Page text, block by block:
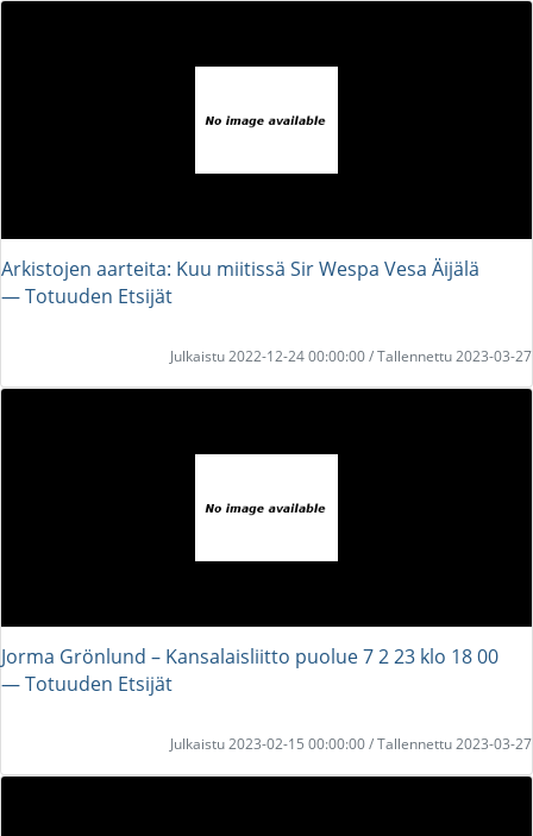
Arkistojen aarteita: Kuu miitissä Sir Wespa Vesa Äijälä
― Totuuden Etsijät
Julkaistu 2022-12-24 00:00:00 / Tallennettu 2023-03-27
Jorma Grönlund – Kansalaisliitto puolue 7 2 23 klo 18 00
― Totuuden Etsijät
Julkaistu 2023-02-15 00:00:00 / Tallennettu 2023-03-27